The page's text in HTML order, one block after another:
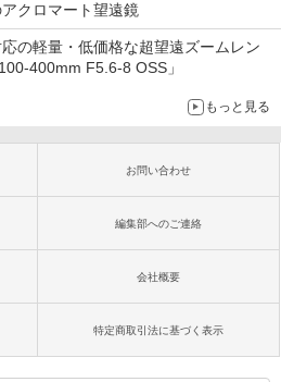
クロマート望遠鏡
の軽量・低価格な超望遠ズームレン
400mm F5.6-8 OSS」
もっと見る
お問い合わせ
編集部へのご連絡
会社概要
特定商取引法に基づく表示